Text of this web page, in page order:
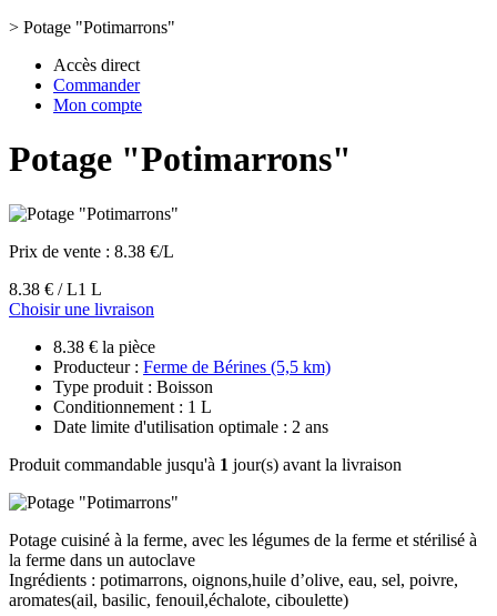
> Potage "Potimarrons"
Accès direct
Commander
Mon compte
Potage "Potimarrons"
Prix de vente : 8.38 €/L
8.38 € / L1 L
Choisir une livraison
8.38 € la pièce
Producteur : Ferme de Bérines (5,5 km)
Type produit : Boisson
Conditionnement : 1 L
Date limite d'utilisation optimale : 2 ans
Produit commandable jusqu'à 1 jour(s) avant la livraison
Potage cuisiné à la ferme, avec les légumes de la ferme et stérilisé à
la ferme dans un autoclave
Ingrédients : potimarrons, oignons,huile d’olive, eau, sel, poivre,
aromates(ail, basilic, fenouil,échalote, ciboulette)